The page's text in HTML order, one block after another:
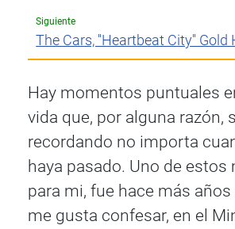
Siguiente
The Cars, ''Heartbeat City'' Gold
Hay momentos puntuales
vida que, por alguna razón,
recordando no importa
haya pasado. Uno de
para mi, fue hace más
me gusta confesar, en el